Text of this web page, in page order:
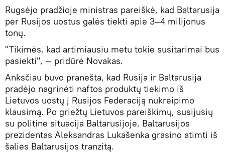
Rugsėjo pradžioje ministras pareiškė, kad Baltarusija
per Rusijos uostus galės tiekti apie 3–4 milijonus
tonų.
"Tikimės, kad artimiausiu metu tokie susitarimai bus
pasiekti", — pridūrė Novakas.
Anksčiau buvo pranešta, kad Rusija ir Baltarusija
pradėjo nagrinėti naftos produktų tiekimo iš
Lietuvos uostų į Rusijos Federaciją nukreipimo
klausimą. Po griežtų Lietuvos pareiškimų, susijusių
su politine situacija Baltarusijoje, Baltarusijos
prezidentas Aleksandras Lukašenka grasino atimti iš
šalies Baltarusijos tranzitą.